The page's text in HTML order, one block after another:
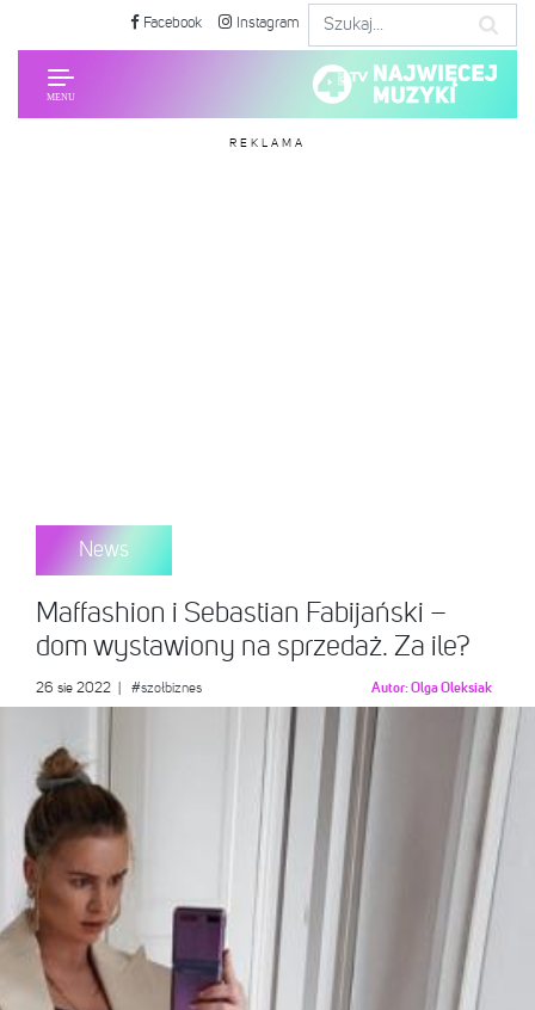
Facebook Instagram
REKLAMA
News
Maffashion i Sebastian Fabijański –
dom wystawiony na sprzedaż. Za ile?
26 sie 2022 #szołbiznes Autor:Olga Oleksiak